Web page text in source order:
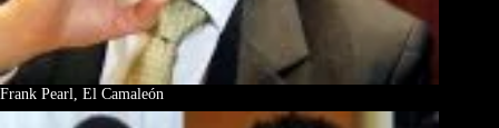
Frank Pearl, El Camaleón